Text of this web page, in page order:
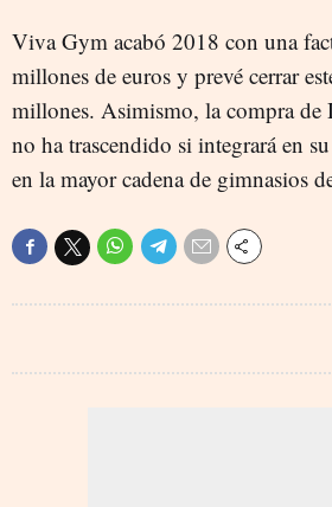
Viva Gym acabó 2018 con una
millones de euros y prevé cerrar
millones. Asimismo, la compra de
no ha trascendido si integrará en
en la mayor cadena de gimnasios